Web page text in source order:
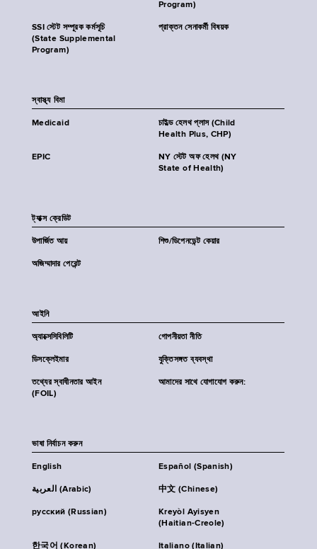
Program)
SSI স্টেট সম্পূরক কর্মসূচি
(State Supplemental
Program)
প্রাক্তন সেনাকর্মী বিষয়ক
স্বাস্থ্য বিমা
Medicaid
চাইল্ড হেলথ প্লাস (Child
Health Plus, CHP)
EPIC
NY স্টেট অফ হেলথ (NY
State of Health)
ট্যাক্স ক্রেডিট
উপার্জিত আয় শিশু/ডিপেনডেন্ট কেয়ার
অজিম্মাদার পেরেন্ট
আইনি
অ্যাক্সেসিবিলিটি গোপনীয়তা নীতি
ডিসক্লেইমার যুক্তিসঙ্গত ব্যবস্থা
তথ্যের স্বাধীনতার আইন
(FOIL)
আমাদের সাথে যোগাযোগ করুন:
ভাষা নির্বাচন করুন
English Español (Spanish)
العربية (Arabic) 中文 (Chinese)
русский (Russian)
Kreyòl Ayisyen
(Haitian-Creole)
한국어 (Korean) Italiano (Italian)